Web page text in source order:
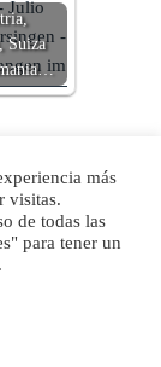
Suiza
más
visitas.
de todas las
para tener un